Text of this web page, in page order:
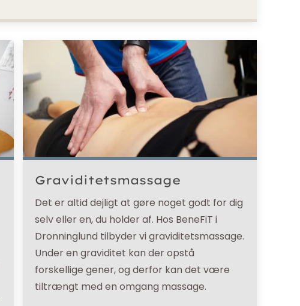
Graviditetsmassage
Det er altid dejligt at gøre noget godt for dig
selv eller en, du holder af. Hos BeneFiT i
Dronninglund tilbyder vi graviditetsmassage.
Under en graviditet kan der opstå
forskellige gener, og derfor kan det være
tiltrængt med en omgang massage.